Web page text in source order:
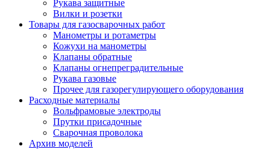
Рукава защитные
Вилки и розетки
Товары для газосварочных работ
Манометры и ротаметры
Кожухи на манометры
Клапаны обратные
Клапаны огнепреградительные
Рукава газовые
Прочее для газорегулирующего оборудования
Расходные материалы
Вольфрамовые электроды
Прутки присадочные
Сварочная проволока
Архив моделей